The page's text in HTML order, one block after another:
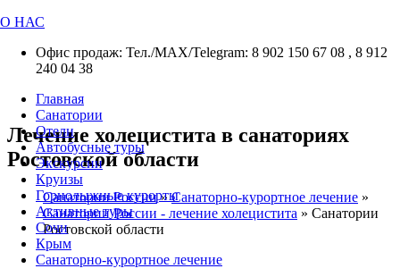
О НАС
Офис продаж: Тел./МАХ/Telegram: 8 902 150 67 08 , 8 912
240 04 38
Главная
Санатории
Отели
Автобусные туры
Экскурсии
Круизы
Горнолыжные курорты
Активные туры
Сочи
Крым
Санаторно-курортное лечение
Лечение холецистита в санаториях
Ростовской области
Санатории России»Санаторно-курортное лечение »
Санатории России - лечение холецистита » Санатории
Ростовской области